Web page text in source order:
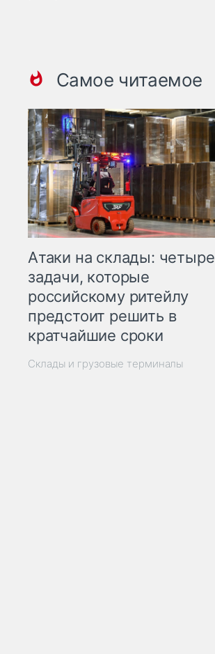
Самое читаемое
Атаки на склады: четыре
задачи, которые
российскому ритейлу
предстоит решить в
кратчайшие сроки
Склады и грузовые терминалы